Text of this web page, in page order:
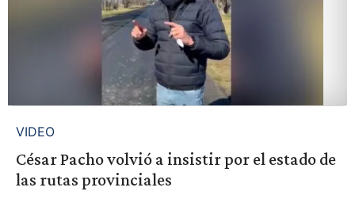
VIDEO
César Pacho volvió a insistir por el estado de
las rutas provinciales